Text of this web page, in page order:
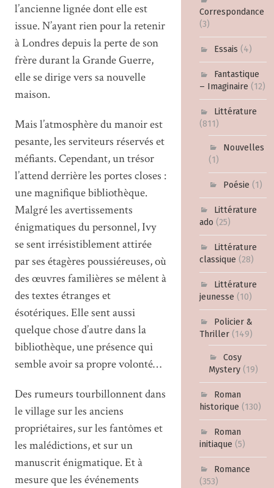
Correspondance
(3)
Essais (4)
Fantastique
– Imaginaire (12)
Littérature
(811)
Nouvelles
(1)
Poésie (1)
Littérature
ado (25)
Littérature
classique (28)
Littérature
jeunesse (10)
Policier &
Thriller (149)
Cosy
Mystery(19)
Roman
historique (130)
Roman
initiaque (5)
Romance
(353)
l’ancienne lignée dont elle est
issue. N’ayant rien pour la retenir
à Londres depuis la perte de son
frère durant la Grande Guerre,
elle se dirige vers sa nouvelle
maison.
Mais l’atmosphère du manoir est
pesante, les serviteurs réservés et
méfiants. Cependant, un trésor
l’attend derrière les portes closes :
une magnifique bibliothèque.
Malgré les avertissements
énigmatiques du personnel, Ivy
se sent irrésistiblement attirée
par ses étagères poussiéreuses, où
des œuvres familières se mêlent à
des textes étranges et
ésotériques. Elle sent aussi
quelque chose d’autre dans la
bibliothèque, une présence qui
semble avoir sa propre volonté…
Des rumeurs tourbillonnent dans
le village sur les anciens
propriétaires, sur les fantômes et
les malédictions, et sur un
manuscrit énigmatique. Et à
mesure que les événements